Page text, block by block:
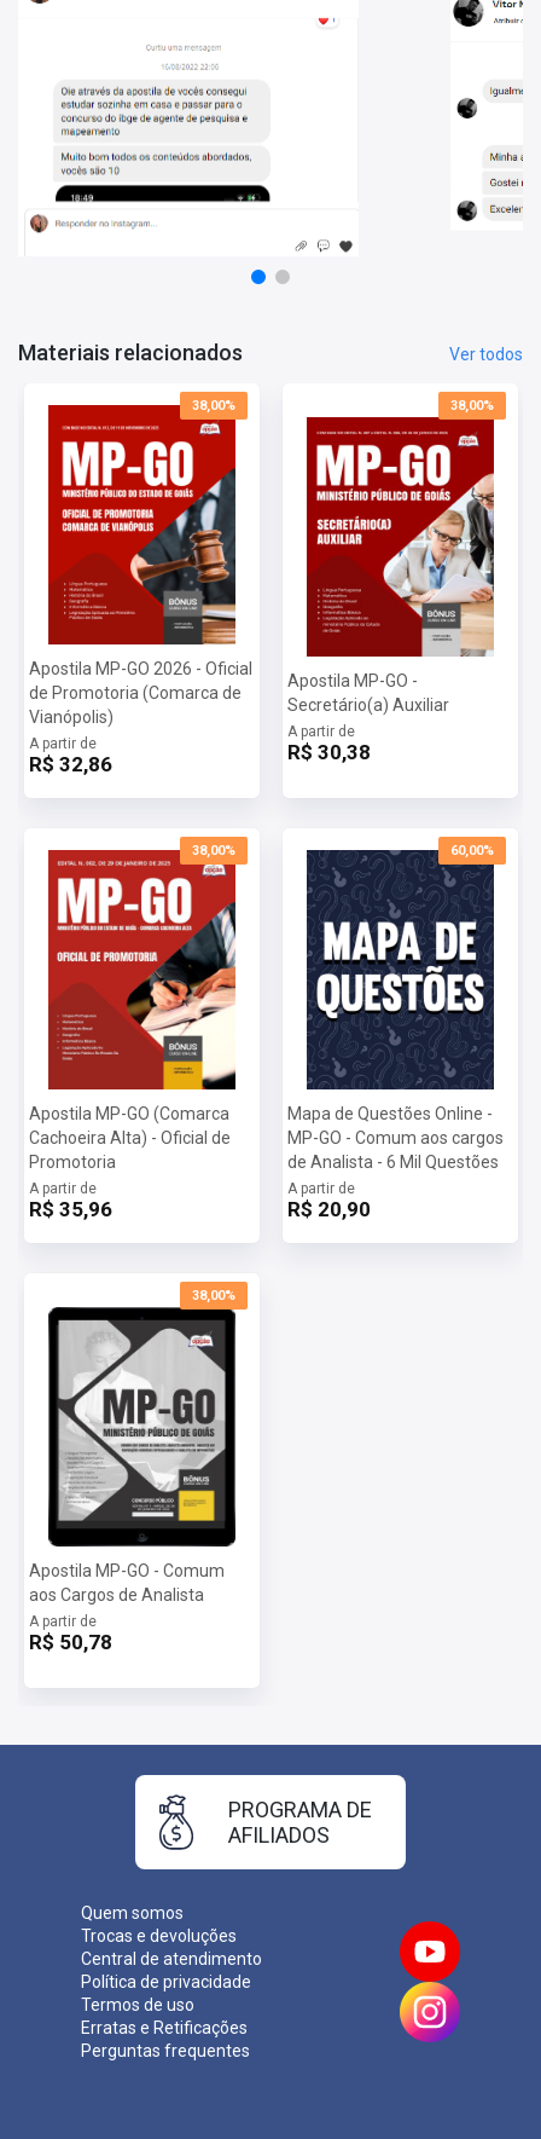
- O conteúdo está organizado de forma a facilitar o treinamento
do candidato;
- Conheça o perfil da banca e direcione melhor seus estudos.
Materiais relacionados Ver todos
38,00%
Apostila MP-GO 2026 - Oficial
de Promotoria (Comarca de
Vianópolis)
A partir de
R$ 32,86
38,00%
Apostila MP-GO -
Secretário(a) Auxiliar
A partir de
R$ 30,38
38,00%
Apostila MP-GO (Comarca
Cachoeira Alta) - Oficial de
Promotoria
A partir de
R$ 35,96
60,00%
Mapa de Questões Online -
MP-GO - Comum aos cargos
de Analista - 6 Mil Questões
A partir de
R$ 20,90
38,00%
Apostila MP-GO - Comum
aos Cargos de Analista
A partir de
R$ 50,78
Quem somos
Trocas e devoluções
Central de atendimento
Política de privacidade
Termos de uso
Erratas e Retificações
Perguntas frequentes
PROGRAMA DE
AFILIADOS